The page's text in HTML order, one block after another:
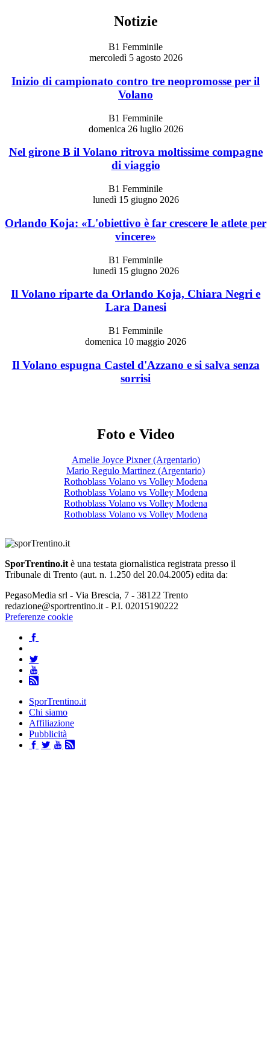
Notizie
B1 Femminile
mercoledì 5 agosto 2026
Inizio di campionato contro tre neopromosse per il
Volano
B1 Femminile
domenica 26 luglio 2026
Nel girone B il Volano ritrova moltissime compagne
di viaggio
B1 Femminile
lunedì 15 giugno 2026
Orlando Koja: «L'obiettivo è far crescere le atlete per
vincere»
B1 Femminile
lunedì 15 giugno 2026
Il Volano riparte da Orlando Koja, Chiara Negri e
Lara Danesi
B1 Femminile
domenica 10 maggio 2026
Il Volano espugna Castel d'Azzano e si salva senza
sorrisi
Foto e Video
Amelie Joyce Pixner (Argentario)
Mario Regulo Martinez (Argentario)
Rothoblass Volano vs Volley Modena
Rothoblass Volano vs Volley Modena
Rothoblass Volano vs Volley Modena
Rothoblass Volano vs Volley Modena
SporTrentino.it è una testata giornalistica registrata presso il
Tribunale di Trento (aut. n. 1.250 del 20.04.2005) edita da:
PegasoMedia srl - Via Brescia, 7 - 38122 Trento
redazione@sportrentino.it - P.I. 02015190222
Preferenze cookie
SporTrentino.it
Chi siamo
Affiliazione
Pubblicità